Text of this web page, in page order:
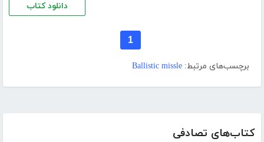
کتاب‌های تصادفی
دانلود کتاب
1
برچسب‌های مرتبط: Ballistic missle